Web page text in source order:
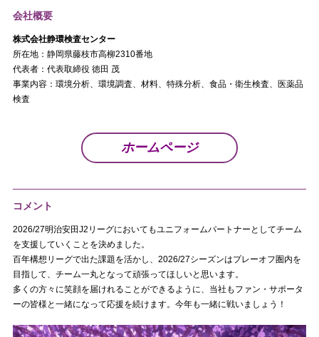
会社概要
株式会社静環検査センター
所在地：静岡県藤枝市高柳2310番地
代表者：代表取締役 徳田 茂
事業内容：環境分析、環境調査、材料、特殊分析、食品・衛生検査、医薬品
検査
ホームページ
コメント
2026/27明治安田J2リーグにおいてもユニフォームパートナーとしてチーム
を支援していくことを決めました。
百年構想リーグで出た課題を活かし、2026/27シーズンはプレーオフ圏内を
目指して、チーム一丸となって頑張ってほしいと思います。
多くの方々に笑顔を届けれることができるように、当社もファン・サポータ
ーの皆様と一緒になって応援を続けます。今年も一緒に戦いましょう！